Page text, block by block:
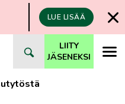
LUE LISÄÄ
LIITY
JÄSENEKSI